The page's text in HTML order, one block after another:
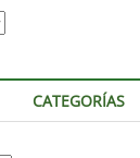
CATEGORÍAS